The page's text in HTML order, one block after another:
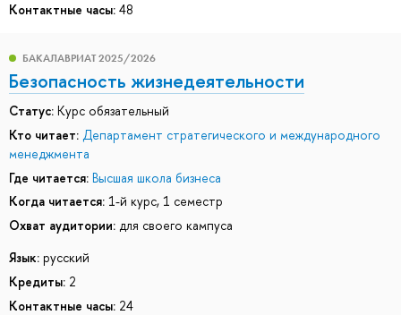
Контактные часы: 48
БАКАЛАВРИАТ 2025/2026
Безопасность жизнедеятельности
Статус: Курс обязательный
Кто читает: Департамент стратегического и международного
менеджмента
Где читается: Высшая школа бизнеса
Когда читается: 1-й курс, 1 семестр
Охват аудитории: для своего кампуса
Язык: русский
Кредиты: 2
Контактные часы: 24